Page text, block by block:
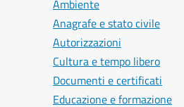
Ambiente
Anagrafe e stato civile
Autorizzazioni
Cultura e tempo libero
Documenti e certificati
Educazione e formazione